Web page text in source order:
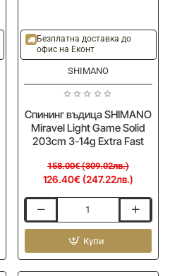
Ново
-20%
Безплатна доставка до
офис на Еконт
SHIMANO
Спининг въдица SHIMANO
Miravel Light Game Solid
203cm 3-14g Extra Fast
126.40€ (247.22лв.)
158.00€ (309.02лв.)
въдица
SHIMANO
Miravel
Light
Купи